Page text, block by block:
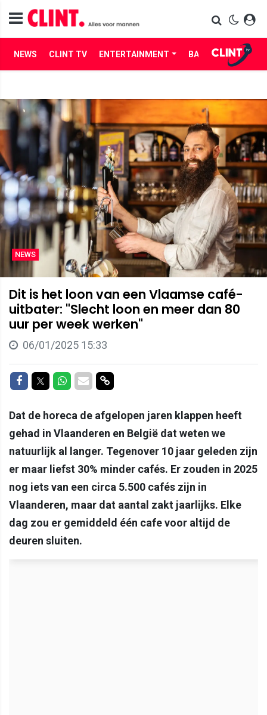
NEWS CLINT TV ENTERTAINMENT BABES LIFE
NEWS
Dit is het loon van een Vlaamse café-
uitbater: "Slecht loon en meer dan 80
uur per week werken"
06/01/2025 15:33
Delen op Facebook
Delen op Twitter
Delen op Whatsapp
Delen via Mail
Delen via link
Dat de horeca de afgelopen jaren klappen heeft
gehad in Vlaanderen en België dat weten we
natuurlijk al langer. Tegenover 10 jaar geleden zijn
er maar liefst 30% minder cafés. Er zouden in 2025
nog iets van een circa 5.500 cafés zijn in
Vlaanderen, maar dat aantal zakt jaarlijks. Elke
dag zou er gemiddeld één cafe voor altijd de
deuren sluiten.